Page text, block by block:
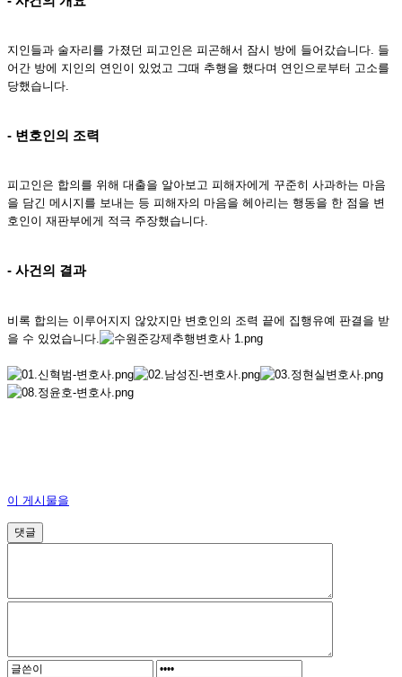
지인들과 술자리를 가졌던 피고인은 피곤해서 잠시 방에 들어갔습니다. 들
어간 방에 지인의 연인이 있었고 그때 추행을 했다며 연인으로부터 고소를
당했습니다.
- 변호인의 조력
피고인은 합의를 위해 대출을 알아보고 피해자에게 꾸준히 사과하는 마음
을 담긴 메시지를 보내는 등 피해자의 마음을 헤아리는 행동을 한 점을 변
호인이 재판부에게 적극 주장했습니다.
- 사건의 결과
비록 합의는 이루어지지 않았지만 변호인의 조력 끝에 집행유예 판결을 받
을 수 있었습니다.
이 게시물을
댓글